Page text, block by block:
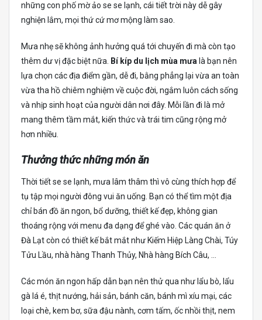
những con phố mờ ảo se se lạnh, cái tiết trời này dễ gây
nghiện lắm, mọi thứ cứ mơ mộng làm sao.
Mưa nhẹ sẽ không ảnh hưởng quá tới chuyến đi mà còn tạo
thêm dư vị đặc biệt nữa.
Bí kíp du lịch mùa mưa là bạn nên
lựa chọn các địa điểm gần, dễ đi, bằng phẳng lại vừa an toàn
vừa tha hồ chiêm nghiệm về cuộc đời, ngắm luôn cách sống
và nhịp sinh hoạt của người dân nơi đây. Mỗi lần đi là mở
mang thêm tầm mắt, kiến thức và trái tim cũng rộng mở
hơn nhiều.
Thưởng thức những món ăn
Thời tiết se se lạnh, mưa lâm thâm thì vô cùng thích hợp để
tụ tập mọi người đông vui ăn uống. Bạn có thể tìm một địa
chỉ bán đồ ăn ngon, bổ dưỡng, thiết kế đẹp, không gian
thoáng rộng với menu đa dạng để ghé vào. Các quán ăn ở
Đà Lạt còn có thiết kế bắt mắt như Kiếm Hiệp Làng Chài, Túy
Tửu Lầu, nhà hàng Thanh Thủy, Nhà hàng Bích Câu, …
Các món ăn ngon hấp dẫn bạn nên thử qua như lẩu bò, lẩu
gà lá é, thịt nướng, hải sản, bánh căn, bánh mì xíu mại, các
loại chè, kem bơ, sữa đậu nành, cơm tấm, ốc nhồi thịt, nem